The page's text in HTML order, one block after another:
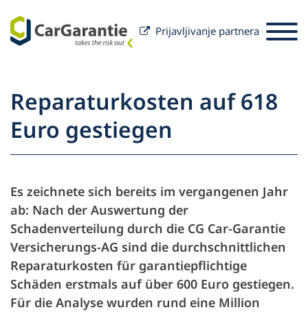
Prijavljivanje partnera
Partneri
Vlasnik vozila
Usluga i podrška
Partneri
O društvu CarGarantie
Reparaturkosten auf 618
Euro gestiegen
Es zeichnete sich bereits im vergangenen Jahr
ab: Nach der Auswertung der
Schadenverteilung durch die CG Car-Garantie
Versicherungs-AG sind die durchschnittlichen
Reparaturkosten für garantiepflichtige
Schäden erstmals auf über 600 Euro gestiegen.
Für die Analyse wurden rund eine Million